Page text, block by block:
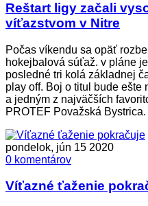
Reštart ligy začali
víťazstvom v Nitre
Počas víkendu sa opäť
hokejbalová súťaž. v pláne
posledné tri kolá základnej
play off. Boj o titul bude ešte
a jedným z najväčších
PROTEF Považská Bystrica.
pondelok, jún 15 2020
0 komentárov
Víťazné ťaženie